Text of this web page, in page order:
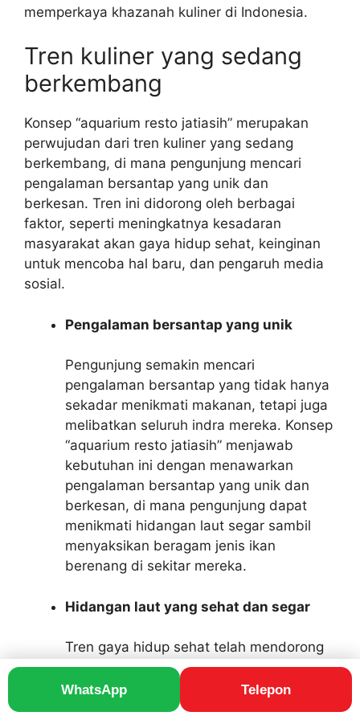
WhatsApp Telepon
memperkaya khazanah kuliner di Indonesia.
Tren kuliner yang sedang
berkembang
Konsep “aquarium resto jatiasih” merupakan
perwujudan dari tren kuliner yang sedang
berkembang, di mana pengunjung mencari
pengalaman bersantap yang unik dan
berkesan. Tren ini didorong oleh berbagai
faktor, seperti meningkatnya kesadaran
masyarakat akan gaya hidup sehat, keinginan
untuk mencoba hal baru, dan pengaruh media
sosial.
Pengalaman bersantap yang unik
Pengunjung semakin mencari
pengalaman bersantap yang tidak hanya
sekadar menikmati makanan, tetapi juga
melibatkan seluruh indra mereka. Konsep
“aquarium resto jatiasih” menjawab
kebutuhan ini dengan menawarkan
pengalaman bersantap yang unik dan
berkesan, di mana pengunjung dapat
menikmati hidangan laut segar sambil
menyaksikan beragam jenis ikan
berenang di sekitar mereka.
Hidangan laut yang sehat dan segar
Tren gaya hidup sehat telah mendorong
permintaan akan hidangan laut yang
sehat dan segar. Konsep “aquarium resto
jatiasih” sejalan dengan tren ini dengan